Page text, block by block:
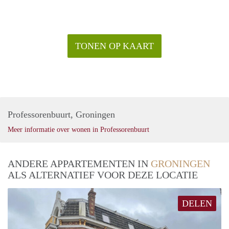
TONEN OP KAART
Professorenbuurt, Groningen
Meer informatie over wonen in Professorenbuurt
ANDERE APPARTEMENTEN IN GRONINGEN
ALS ALTERNATIEF VOOR DEZE LOCATIE
DELEN